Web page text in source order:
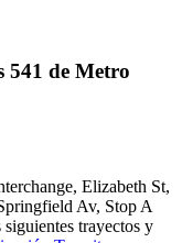
541 de Metro
Elizabeth St,
Av, Stop A
trayectos y